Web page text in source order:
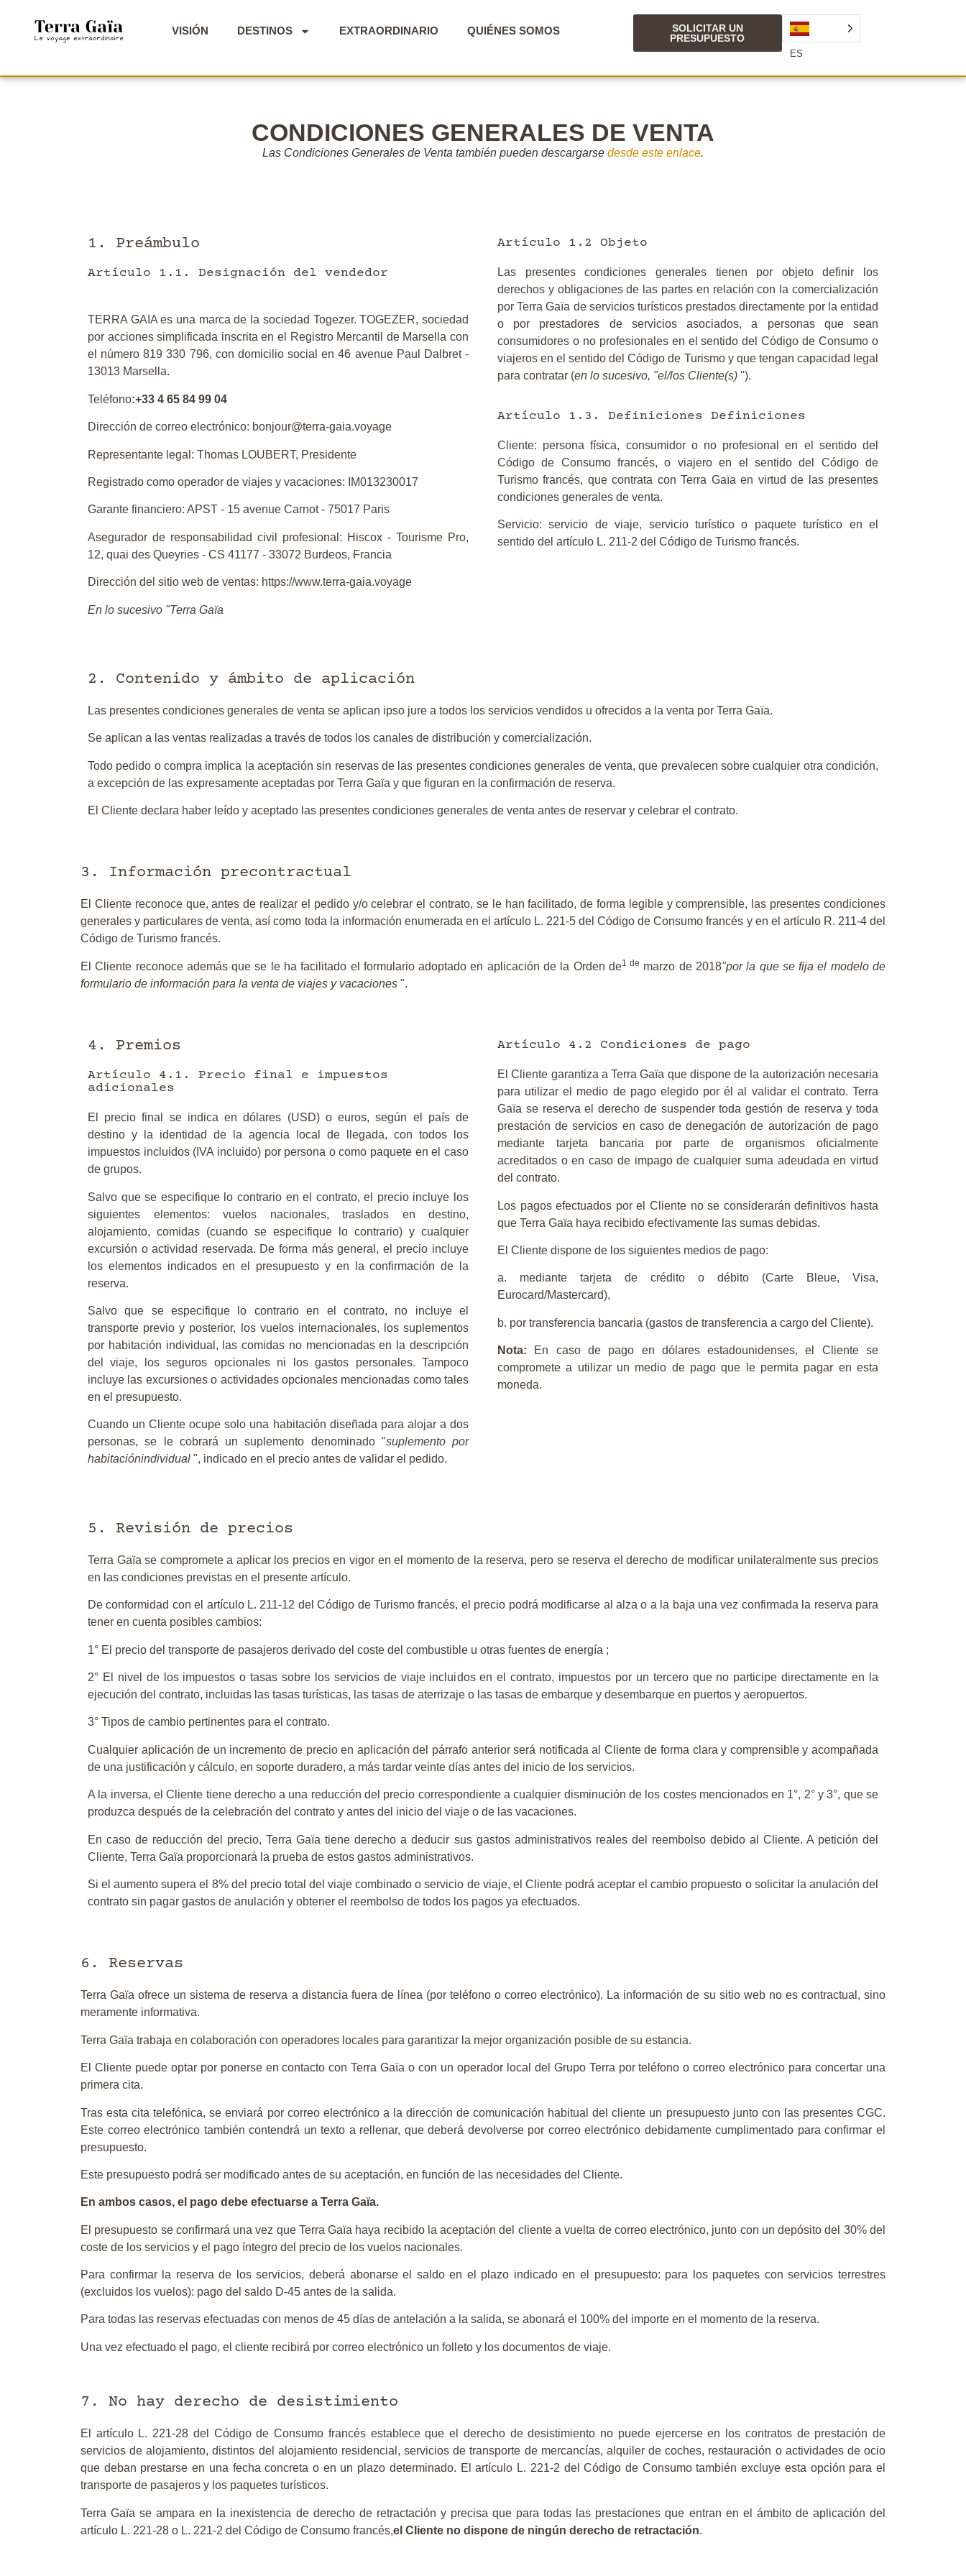
VISIÓN DESTINOS EXTRAORDINARIO QUIÉNES SOMOS
SOLICITAR UN
PRESUPUESTO
ES
CONDICIONES GENERALES DE VENTA
Las Condiciones Generales de Venta también pueden descargarse desde este enlace.
1. Preámbulo
Artículo 1.1. Designación del vendedor
TERRA GAIA es una marca de la sociedad Togezer. TOGEZER, sociedad
por acciones simplificada inscrita en el Registro Mercantil de Marsella con
el número 819 330 796, con domicilio social en 46 avenue Paul Dalbret -
13013 Marsella.
Teléfono:+33 4 65 84 99 04
Dirección de correo electrónico: bonjour@terra-gaia.voyage
Representante legal: Thomas LOUBERT, Presidente
Registrado como operador de viajes y vacaciones: IM013230017
Garante financiero: APST - 15 avenue Carnot - 75017 Paris
Asegurador de responsabilidad civil profesional: Hiscox - Tourisme Pro,
12, quai des Queyries - CS 41177 - 33072 Burdeos, Francia
Dirección del sitio web de ventas: https://www.terra-gaia.voyage
En lo sucesivo "Terra Gaïa
Artículo 1.2 Objeto
Las presentes condiciones generales tienen por objeto definir los
derechos y obligaciones de las partes en relación con la comercialización
por Terra Gaïa de servicios turísticos prestados directamente por la entidad
o por prestadores de servicios asociados, a personas que sean
consumidores o no profesionales en el sentido del Código de Consumo o
viajeros en el sentido del Código de Turismo y que tengan capacidad legal
para contratar (en lo sucesivo, "el/los Cliente(s) ").
Artículo 1.3. Definiciones Definiciones
Cliente: persona física, consumidor o no profesional en el sentido del
Código de Consumo francés, o viajero en el sentido del Código de
Turismo francés, que contrata con Terra Gaïa en virtud de las presentes
condiciones generales de venta.
Servicio: servicio de viaje, servicio turístico o paquete turístico en el
sentido del artículo L. 211-2 del Código de Turismo francés.
2. Contenido y ámbito de aplicación
Las presentes condiciones generales de venta se aplican ipso jure a todos los servicios vendidos u ofrecidos a la venta por Terra Gaïa.
Se aplican a las ventas realizadas a través de todos los canales de distribución y comercialización.
Todo pedido o compra implica la aceptación sin reservas de las presentes condiciones generales de venta, que prevalecen sobre cualquier otra condición,
a excepción de las expresamente aceptadas por Terra Gaïa y que figuran en la confirmación de reserva.
El Cliente declara haber leído y aceptado las presentes condiciones generales de venta antes de reservar y celebrar el contrato.
3. Información precontractual
El Cliente reconoce que, antes de realizar el pedido y/o celebrar el contrato, se le han facilitado, de forma legible y comprensible, las presentes condiciones
generales y particulares de venta, así como toda la información enumerada en el artículo L. 221-5 del Código de Consumo francés y en el artículo R. 211-4 del
Código de Turismo francés.
El Cliente reconoce además que se le ha facilitado el formulario adoptado en aplicación de la Orden de1 de marzo de 2018"por la que se fija el modelo de
formulario de información para la venta de viajes y vacaciones ".
4. Premios
Artículo 4.1. Precio final e impuestos
adicionales
El precio final se indica en dólares (USD) o euros, según el país de
destino y la identidad de la agencia local de llegada, con todos los
impuestos incluidos (IVA incluido) por persona o como paquete en el caso
de grupos.
Salvo que se especifique lo contrario en el contrato, el precio incluye los
siguientes elementos: vuelos nacionales, traslados en destino,
alojamiento, comidas (cuando se especifique lo contrario) y cualquier
excursión o actividad reservada. De forma más general, el precio incluye
los elementos indicados en el presupuesto y en la confirmación de la
reserva.
Salvo que se especifique lo contrario en el contrato, no incluye el
transporte previo y posterior, los vuelos internacionales, los suplementos
por habitación individual, las comidas no mencionadas en la descripción
del viaje, los seguros opcionales ni los gastos personales. Tampoco
incluye las excursiones o actividades opcionales mencionadas como tales
en el presupuesto.
Cuando un Cliente ocupe solo una habitación diseñada para alojar a dos
personas, se le cobrará un suplemento denominado "suplemento por
habitaciónindividual ", indicado en el precio antes de validar el pedido.
Artículo 4.2 Condiciones de pago
El Cliente garantiza a Terra Gaïa que dispone de la autorización necesaria
para utilizar el medio de pago elegido por él al validar el contrato. Terra
Gaïa se reserva el derecho de suspender toda gestión de reserva y toda
prestación de servicios en caso de denegación de autorización de pago
mediante tarjeta bancaria por parte de organismos oficialmente
acreditados o en caso de impago de cualquier suma adeudada en virtud
del contrato.
Los pagos efectuados por el Cliente no se considerarán definitivos hasta
que Terra Gaïa haya recibido efectivamente las sumas debidas.
El Cliente dispone de los siguientes medios de pago:
a. mediante tarjeta de crédito o débito (Carte Bleue, Visa,
Eurocard/Mastercard),
b. por transferencia bancaria (gastos de transferencia a cargo del Cliente).
Nota: En caso de pago en dólares estadounidenses, el Cliente se
compromete a utilizar un medio de pago que le permita pagar en esta
moneda.
5. Revisión de precios
Terra Gaïa se compromete a aplicar los precios en vigor en el momento de la reserva, pero se reserva el derecho de modificar unilateralmente sus precios
en las condiciones previstas en el presente artículo.
De conformidad con el artículo L. 211-12 del Código de Turismo francés, el precio podrá modificarse al alza o a la baja una vez confirmada la reserva para
tener en cuenta posibles cambios:
1° El precio del transporte de pasajeros derivado del coste del combustible u otras fuentes de energía ;
2° El nivel de los impuestos o tasas sobre los servicios de viaje incluidos en el contrato, impuestos por un tercero que no participe directamente en la
ejecución del contrato, incluidas las tasas turísticas, las tasas de aterrizaje o las tasas de embarque y desembarque en puertos y aeropuertos.
3° Tipos de cambio pertinentes para el contrato.
Cualquier aplicación de un incremento de precio en aplicación del párrafo anterior será notificada al Cliente de forma clara y comprensible y acompañada
de una justificación y cálculo, en soporte duradero, a más tardar veinte días antes del inicio de los servicios.
A la inversa, el Cliente tiene derecho a una reducción del precio correspondiente a cualquier disminución de los costes mencionados en 1°, 2° y 3°, que se
produzca después de la celebración del contrato y antes del inicio del viaje o de las vacaciones.
En caso de reducción del precio, Terra Gaïa tiene derecho a deducir sus gastos administrativos reales del reembolso debido al Cliente. A petición del
Cliente, Terra Gaïa proporcionará la prueba de estos gastos administrativos.
Si el aumento supera el 8% del precio total del viaje combinado o servicio de viaje, el Cliente podrá aceptar el cambio propuesto o solicitar la anulación del
contrato sin pagar gastos de anulación y obtener el reembolso de todos los pagos ya efectuados.
6. Reservas
Terra Gaïa ofrece un sistema de reserva a distancia fuera de línea (por teléfono o correo electrónico). La información de su sitio web no es contractual, sino
meramente informativa.
Terra Gaïa trabaja en colaboración con operadores locales para garantizar la mejor organización posible de su estancia.
El Cliente puede optar por ponerse en contacto con Terra Gaïa o con un operador local del Grupo Terra por teléfono o correo electrónico para concertar una
primera cita.
Tras esta cita telefónica, se enviará por correo electrónico a la dirección de comunicación habitual del cliente un presupuesto junto con las presentes CGC.
Este correo electrónico también contendrá un texto a rellenar, que deberá devolverse por correo electrónico debidamente cumplimentado para confirmar el
presupuesto.
Este presupuesto podrá ser modificado antes de su aceptación, en función de las necesidades del Cliente.
En ambos casos, el pago debe efectuarse a Terra Gaïa.
El presupuesto se confirmará una vez que Terra Gaïa haya recibido la aceptación del cliente a vuelta de correo electrónico, junto con un depósito del 30% del
coste de los servicios y el pago íntegro del precio de los vuelos nacionales.
Para confirmar la reserva de los servicios, deberá abonarse el saldo en el plazo indicado en el presupuesto: para los paquetes con servicios terrestres
(excluidos los vuelos): pago del saldo D-45 antes de la salida.
Para todas las reservas efectuadas con menos de 45 días de antelación a la salida, se abonará el 100% del importe en el momento de la reserva.
Una vez efectuado el pago, el cliente recibirá por correo electrónico un folleto y los documentos de viaje.
7. No hay derecho de desistimiento
El artículo L. 221-28 del Código de Consumo francés establece que el derecho de desistimiento no puede ejercerse en los contratos de prestación de
servicios de alojamiento, distintos del alojamiento residencial, servicios de transporte de mercancías, alquiler de coches, restauración o actividades de ocio
que deban prestarse en una fecha concreta o en un plazo determinado. El artículo L. 221-2 del Código de Consumo también excluye esta opción para el
transporte de pasajeros y los paquetes turísticos.
Terra Gaïa se ampara en la inexistencia de derecho de retractación y precisa que para todas las prestaciones que entran en el ámbito de aplicación del
artículo L. 221-28 o L. 221-2 del Código de Consumo francés,el Cliente no dispone de ningún derecho de retractación.